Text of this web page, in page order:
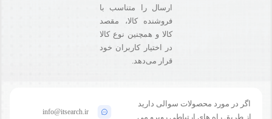
ارسال را متناسب با
فروشنده کالا،‌ مقصد
کالا و همچنین نوع کالا
در اختیار کاربران خود
قرار می‌دهد.
اگر در مورد محصولات سوالی دارید
از طریق راه های ارتباطی روبرو می
info@itsearch.ir